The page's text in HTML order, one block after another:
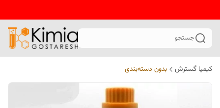
جستجو
کیمیا گسترش بدون دسته‌بندی